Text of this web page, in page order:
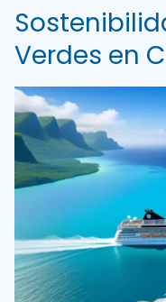
Verdes en